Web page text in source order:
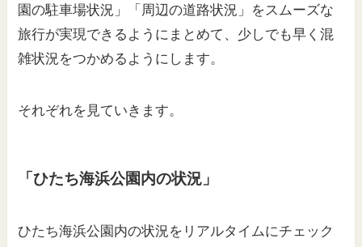
園の駐車場状況」「周辺の道路状況」をスムーズな
旅行が実現できるようにまとめて、少しでも早く混
雑状況をつかめるようにします。
それぞれを見ていきます。
「ひたち海浜公園内の状況」
ひたち海浜公園内の状況をリアルタイムにチェック